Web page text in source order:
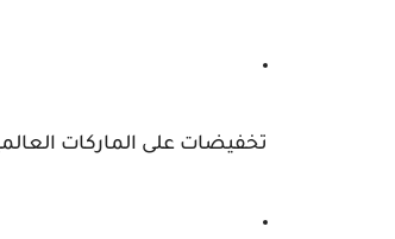
تخفيضات على الماركات